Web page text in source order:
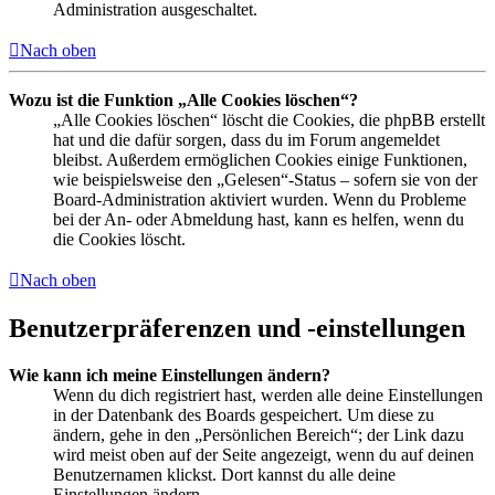
Administration ausgeschaltet.
Nach oben
Wozu ist die Funktion „Alle Cookies löschen“?
„Alle Cookies löschen“ löscht die Cookies, die phpBB erstellt
hat und die dafür sorgen, dass du im Forum angemeldet
bleibst. Außerdem ermöglichen Cookies einige Funktionen,
wie beispielsweise den „Gelesen“-Status – sofern sie von der
Board-Administration aktiviert wurden. Wenn du Probleme
bei der An- oder Abmeldung hast, kann es helfen, wenn du
die Cookies löscht.
Nach oben
Benutzerpräferenzen und -einstellungen
Wie kann ich meine Einstellungen ändern?
Wenn du dich registriert hast, werden alle deine Einstellungen
in der Datenbank des Boards gespeichert. Um diese zu
ändern, gehe in den „Persönlichen Bereich“; der Link dazu
wird meist oben auf der Seite angezeigt, wenn du auf deinen
Benutzernamen klickst. Dort kannst du alle deine